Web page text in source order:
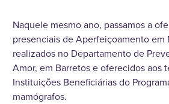
Naquele mesmo ano, passamos a
presenciais de Aperfeiçoamento em
realizados no Departamento de
Amor, em Barretos e oferecidos aos
Instituições Beneficiárias do
mamógrafos.